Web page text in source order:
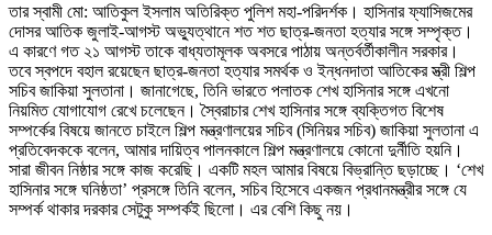
তার স্বামী মো: আতিকুল ইসলাম অতিরিক্ত পুলিশ মহা-পরিদর্শক। হাসিনার ফ্যাসিজমের
দোসর আতিক জুলাই-আগস্ট অভ্যুত্থানে শত শত ছাত্র-জনতা হত্যার সঙ্গে সম্পৃক্ত।
এ কারণে গত ২১ আগস্ট তাকে বাধ্যতামূলক অবসরে পাঠায় অন্তর্বর্তীকালীন সরকার।
তবে স্বপদে বহাল রয়েছেন ছাত্র-জনতা হত্যার সমর্থক ও ইন্ধনদাতা আতিকের স্ত্রী শিল্প
সচিব জাকিয়া সুলতানা। জানাগেছে, তিনি ভারতে পলাতক শেখ হাসিনার সঙ্গে এখনো
নিয়মিত যোগাযোগ রেখে চলেছেন। স্বৈরাচার শেখ হাসিনার সঙ্গে ব্যক্তিগত বিশেষ
সম্পর্কের বিষয়ে জানতে চাইলে শিল্প মন্ত্রণালয়ের সচিব (সিনিয়র সচিব) জাকিয়া সুলতানা এ
প্রতিবেদককে বলেন, আমার দায়িত্ব পালনকালে শিল্প মন্ত্রণালয়ে কোনো দুর্নীতি হয়নি।
সারা জীবন নিষ্ঠার সঙ্গে কাজ করেছি। একটি মহল আমার বিষয়ে বিভ্রান্তি ছড়াচ্ছে। ‘শেখ
হাসিনার সঙ্গে ঘনিষ্ঠতা’ প্রসঙ্গে তিনি বলেন, সচিব হিসেবে একজন প্রধানমন্ত্রীর সঙ্গে যে
সম্পর্ক থাকার দরকার সেটুকু সম্পর্কই ছিলো। এর বেশি কিছু নয়।